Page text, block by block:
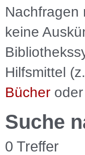
Nachfragen
keine
Hilfsmittel
Bücher
Suche
0 Treffer